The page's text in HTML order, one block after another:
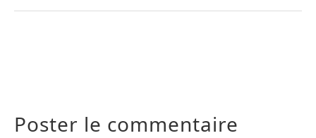
Poster le commentaire